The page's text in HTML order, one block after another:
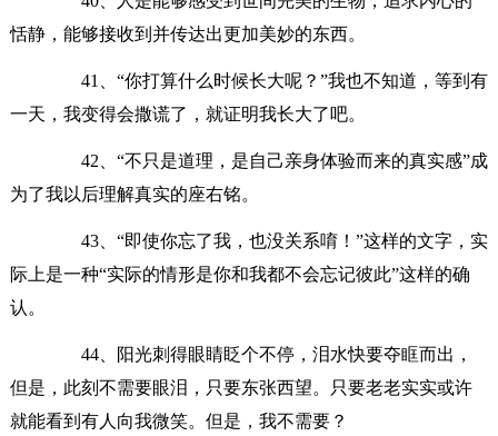
恬静，能够接收到并传达出更加美妙的东西。
41、“你打算什么时候长大呢？”我也不知道，等到有
一天，我变得会撒谎了，就证明我长大了吧。
42、“不只是道理，是自己亲身体验而来的真实感”成
为了我以后理解真实的座右铭。
43、“即使你忘了我，也没关系唷！”这样的文字，实
际上是一种“实际的情形是你和我都不会忘记彼此”这样的确
认。
44、阳光刺得眼睛眨个不停，泪水快要夺眶而出，
但是，此刻不需要眼泪，只要东张西望。只要老老实实或许
就能看到有人向我微笑。但是，我不需要？